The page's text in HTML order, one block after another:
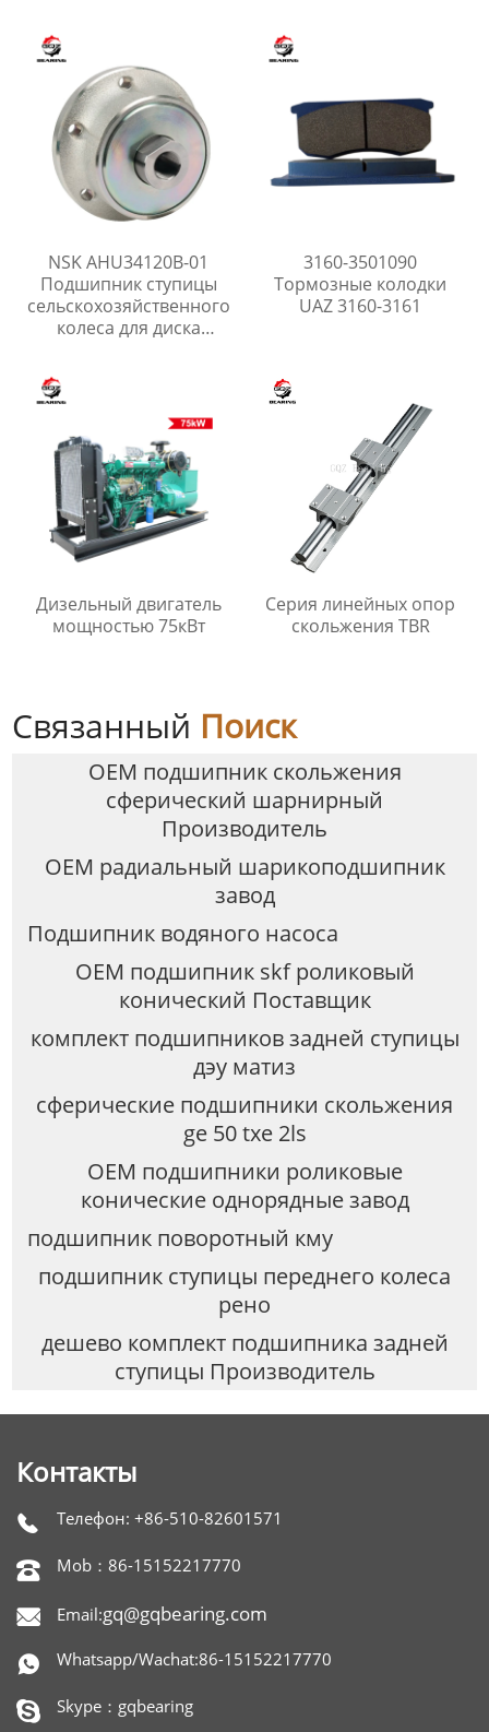
NSK AHU34120B-01
Подшипник ступицы
сельскохозяйственного
колеса для диска
3160-3501090
Тормозные колодки
UAZ 3160-3161
Дизельный двигатель
мощностью 75кВт
Серия линейных опор
скольжения TBR
Связанный Поиск
OEM подшипник скольжения
сферический шарнирный
Производитель
OEM радиальный шарикоподшипник
завод
Подшипник водяного насоса
OEM подшипник skf роликовый
конический Поставщик
комплект подшипников задней ступицы
дэу матиз
сферические подшипники скольжения
ge 50 txe 2ls
OEM подшипники роликовые
конические однорядные завод
подшипник поворотный кму
подшипник ступицы переднего колеса
рено
дешево комплект подшипника задней
ступицы Производитель
Контакты
 Телефон: +86-510-82601571
 Mob：86-15152217770
 Email:gq@gqbearing.com
 Whatsapp/Wachat:86-15152217770
 Skype：gqbearing